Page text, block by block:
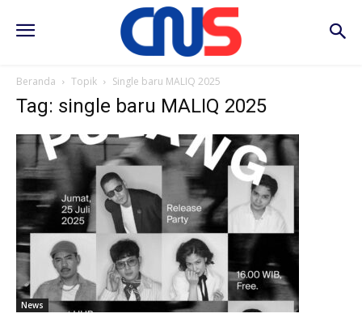
Beranda Topik Single baru MALIQ 2025
Tag: single baru MALIQ 2025
News